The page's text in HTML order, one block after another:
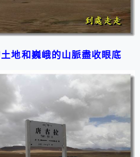
地和巍峨的山脈盡收眼底